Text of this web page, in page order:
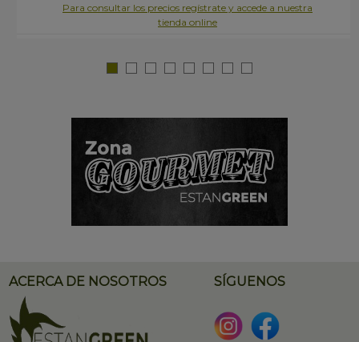
Para consultar los precios regístrate y accede a nuestra
tienda online
ACERCA DE NOSOTROS SÍGUENOS